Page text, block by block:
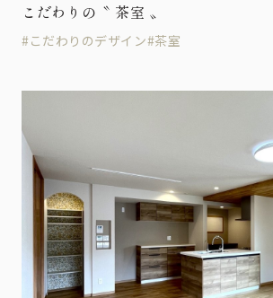
こだわりの〝 茶室 〟
#こだわりのデザイン#茶室